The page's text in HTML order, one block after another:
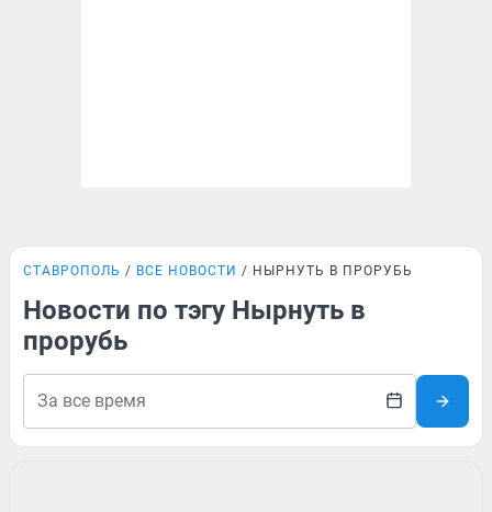
СТАВРОПОЛЬ ВСЕ НОВОСТИ НЫРНУТЬ В ПРОРУБЬ
Новости по тэгу Нырнуть в
прорубь